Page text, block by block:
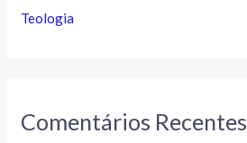
Teologia
Comentários Recentes